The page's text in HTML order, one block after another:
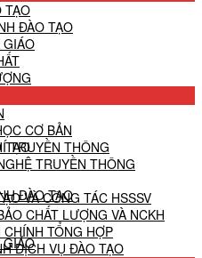
TẠO
ĐÀO TẠO
TẠO
ĐÀO TẠO
CƠ BẢN
TRUYỀN THÔNG
TRUYỀN THÔNG
VÀ CÔNG TÁC HSSSV
CHẤT LƯỢNG VÀ NCKH
CHÍNH TỔNG HỢP
DỊCH VỤ ĐÀO TẠO